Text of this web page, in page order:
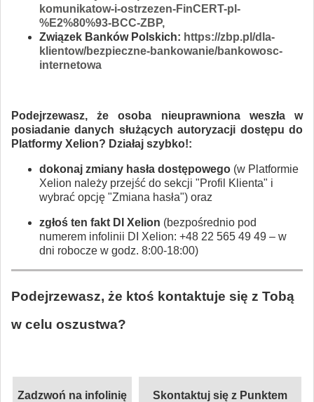
komunikatow-i-ostrzezen-FinCERT-pl-
%E2%80%93-BCC-ZBP,
Związek Banków Polskich: https://zbp.pl/dla-
klientow/bezpieczne-bankowanie/bankowosc-
internetowa
Podejrzewasz, że osoba nieuprawniona weszła w
posiadanie danych służących autoryzacji dostępu do
Platformy Xelion? Działaj szybko!:
dokonaj zmiany hasła dostępowego (w Platformie
Xelion należy przejść do sekcji "Profil Klienta" i
wybrać opcję "Zmiana hasła") oraz
zgłoś ten fakt DI Xelion (bezpośrednio pod
numerem infolinii DI Xelion: +48 22 565 49 49 – w
dni robocze w godz. 8:00-18:00)
Podejrzewasz, że ktoś kontaktuje się z Tobą
w celu oszustwa?
Zadzwoń na infolinię
Skontaktuj się z Punktem